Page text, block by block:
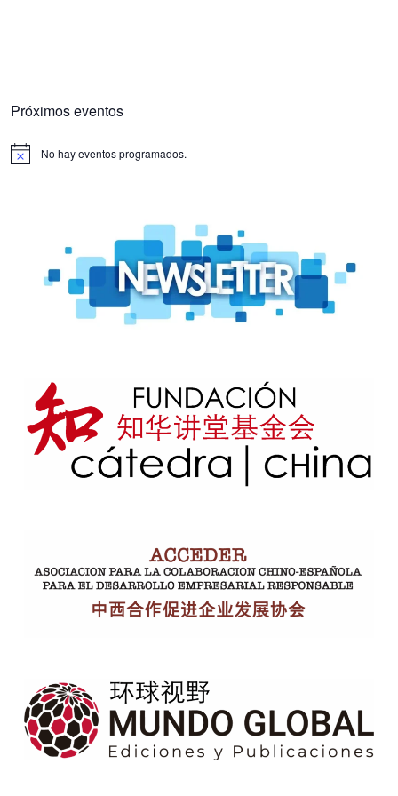
Próximos eventos
Aviso No hay eventos programados.